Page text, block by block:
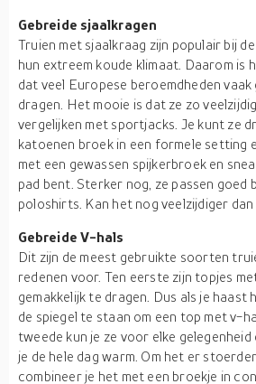
Gebreide sjaalkragen
Truien met sjaalkraag zijn populair bij
hun extreem koude klimaat. Daarom is
dat veel Europese beroemdheden
dragen. Het mooie is dat ze zo
vergelijken met sportjacks. Je kunt ze
katoenen broek in een formele setting
met een gewassen spijkerbroek en
pad bent. Sterker nog, ze passen goed
poloshirts. Kan het nog veelzijdiger
Gebreide V-hals
Dit zijn de meest gebruikte soorten
redenen voor. Ten eerste zijn topjes
gemakkelijk te dragen. Dus als je
de spiegel te staan om een top met v-
tweede kun je ze voor elke gelegenheid
je de hele dag warm. Om het er
combineer je het met een broekje in